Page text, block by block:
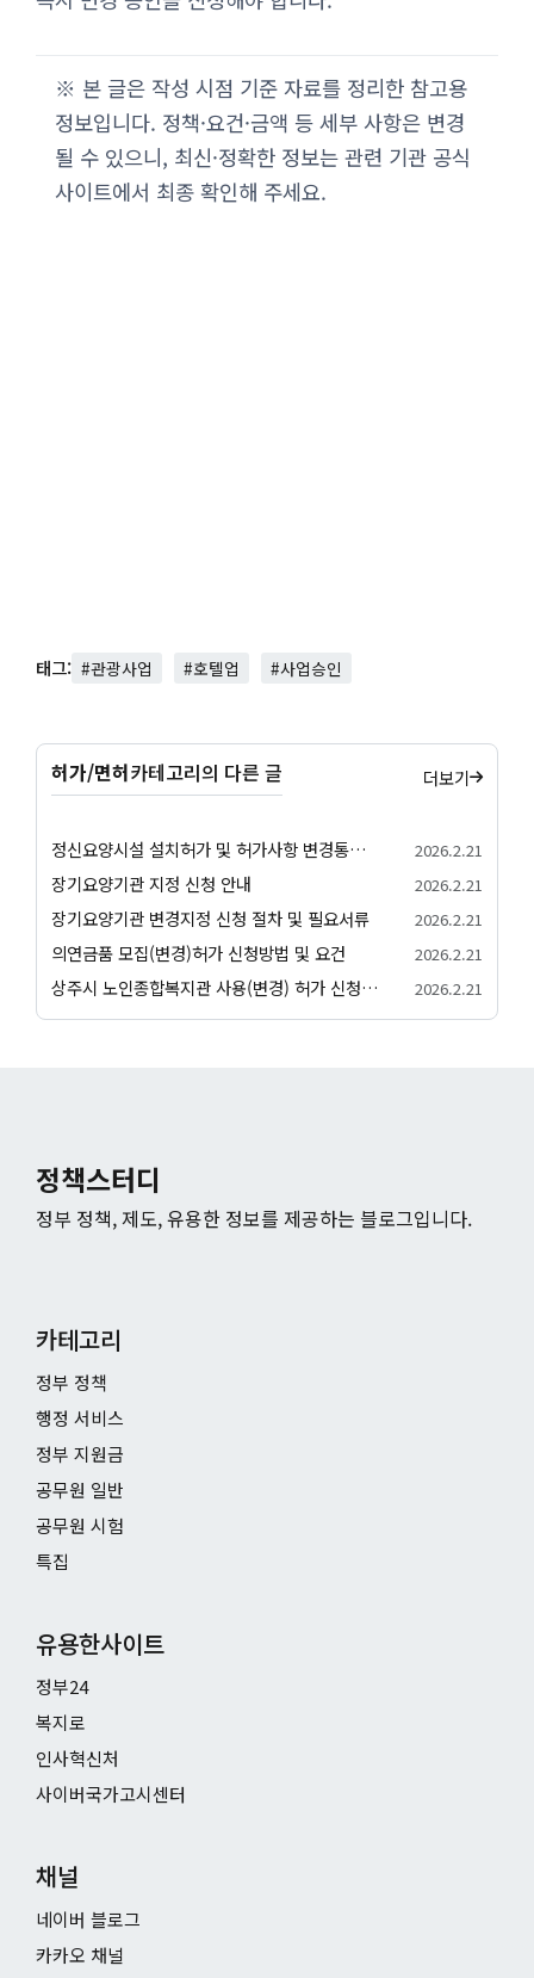
※ 본 글은 작성 시점 기준 자료를 정리한 참고용
정보입니다. 정책·요건·금액 등 세부 사항은 변경
될 수 있으니, 최신·정확한 정보는 관련 기관 공식
사이트에서 최종 확인해 주세요.
태그: #관광사업 #호텔업 #사업승인
허가/면허카테고리의 다른 글 더보기
정신요양시설 설치허가 및 허가사항 변경통지 허가 절차 안내 2026.2.21
장기요양기관 지정 신청 안내 2026.2.21
장기요양기관 변경지정 신청 절차 및 필요서류 2026.2.21
의연금품 모집(변경)허가 신청방법 및 요건 2026.2.21
상주시 노인종합복지관 사용(변경) 허가 신청서 허가 절차 안내 2026.2.21
정책스터디
정부 정책, 제도, 유용한 정보를 제공하는 블로그입니다.
카테고리
정부 정책
행정 서비스
정부 지원금
공무원 일반
공무원 시험
특집
유용한사이트
정부24
복지로
인사혁신처
사이버국가고시센터
채널
네이버 블로그
카카오 채널